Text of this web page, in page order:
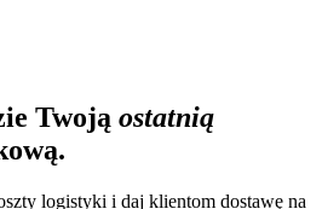
Twoją ostatnią
logistyki i daj klientom dostawę na